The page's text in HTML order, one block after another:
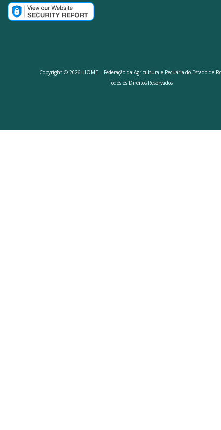
Copyright © 2026 HOME – Federação da Agricultura e Pecuária do Estado de
Todos os Direitos Reservados